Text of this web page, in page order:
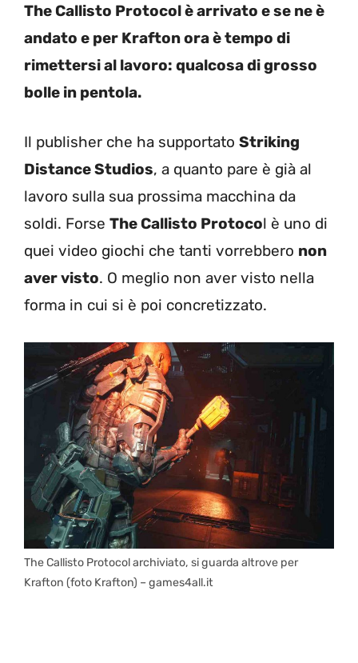
The Callisto Protocol è arrivato e se ne è
andato e per Krafton ora è tempo di
rimettersi al lavoro: qualcosa di grosso
bolle in pentola.
Il publisher che ha supportato Striking
Distance Studios, a quanto pare è già al
lavoro sulla sua prossima macchina da
soldi. Forse The Callisto Protocol è uno di
quei video giochi che tanti vorrebbero non
aver visto. O meglio non aver visto nella
forma in cui si è poi concretizzato.
The Callisto Protocol archiviato, si guarda altrove per
Krafton (foto Krafton) – games4all.it